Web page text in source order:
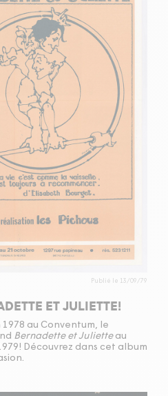
Publié le 13/09/79
ET JULIETTE!
au Conventum, le
Bernadette et Juliette au
Découvrez dans cet album